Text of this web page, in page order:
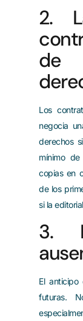
2.
de
Los
negocia
derechos
mínimo
copias en
de los
si la
3.
El
futuras.